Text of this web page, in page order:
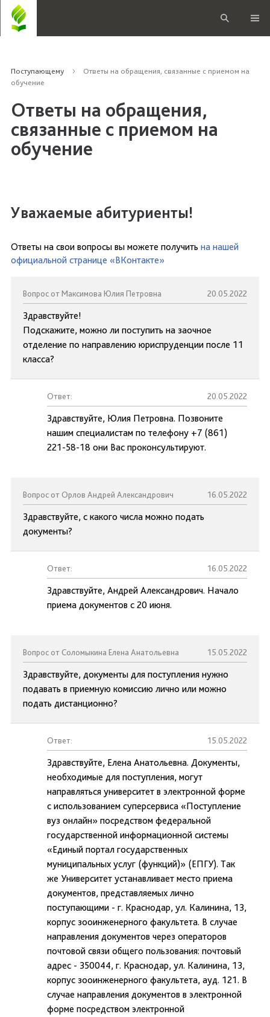
Поступающему
Ответы на обращения, связанные с приемом на
обучение
Ответы на обращения,
связанные с приемом на
обучение
Уважаемые абитуриенты!
Ответы на свои вопросы вы можете получить на нашей
официальной странице «ВКонтакте»
Вопрос от Максимова Юлия Петровна 20.05.2022
Здравствуйте!
Подскажите, можно ли поступить на заочное
отделение по направлению юриспруденции после 11
класса?
Ответ: 20.05.2022
Здравствуйте, Юлия Петровна. Позвоните
нашим специалистам по телефону +7 (861)
221-58-18 они Вас проконсультируют.
Вопрос от Орлов Андрей Александрович 16.05.2022
Здравствуйте, с какого числа можно подать
документы?
Ответ: 16.05.2022
Здравствуйте, Андрей Александрович. Начало
приема документов с 20 июня.
Вопрос от Соломыкина Елена Анатольевна 15.05.2022
Здравствуйте, документы для поступления нужно
подавать в приемную комиссию лично или можно
подать дистанционно?
Ответ: 15.05.2022
Здравствуйте, Елена Анатольевна. Документы,
необходимые для поступления, могут
направляться университет в электронной форме
с использованием суперсервиса «Поступление
вуз онлайн» посредством федеральной
государственной информационной системы
«Единый портал государственных
муниципальных услуг (функций)» (ЕПГУ). Так
же Университет устанавливает место приема
документов, представляемых лично
поступающими - г. Краснодар, ул. Калинина, 13,
корпус зооинженерного факультета. В случае
направления документов через операторов
почтовой связи общего пользования: почтовый
адрес - 350044, г. Краснодар, ул. Калинина, 13,
корпус зооинженерного факультета, ауд. 121. В
случае направления документов в электронной
форме посредством электронной